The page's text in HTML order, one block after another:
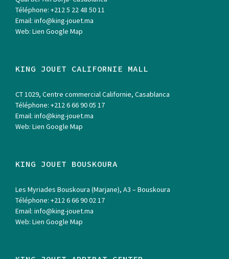
Téléphone: +212 5 22 48 50 11
Email: info@king-jouet.ma
Web: Lien Google Map
KING JOUET CALIFORNIE MALL
CT 1029, Centre commercial Californie, Casablanca
Téléphone: +212 6 66 90 05 17
Email: info@king-jouet.ma
Web: Lien Google Map
KING JOUET BOUSKOURA
Les Myriades Bouskoura (Marjane), A3 – Bouskoura
Téléphone: +212 6 66 90 02 17
Email: info@king-jouet.ma
Web: Lien Google Map